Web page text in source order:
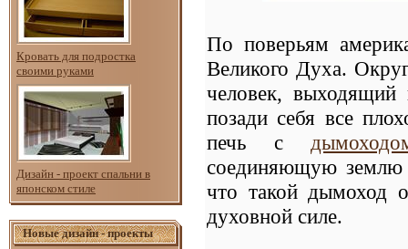
Кровать для подростка
своими руками
Дизайн - проект спальни в
японском стиле
Новые дизайн - проекты
По поверьям
Великого Духа.
человек,
позади себя все
печь с
соединяющую
что такой дымоход
духовной силе.